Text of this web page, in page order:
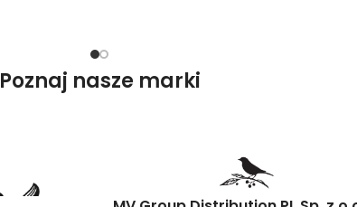
źdźbła są ręcznie przycinane we właściwym
Wysoka jakość STUMBRAS VODKA to także
efekt szczegółowej kontroli każdego etapu
Poznaj nasze marki